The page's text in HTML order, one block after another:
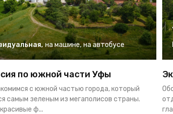
, на машине, на автобусе
по южной части Уфы
с южной частью города, который
самым зеленым из мегаполисов страны.
ф...